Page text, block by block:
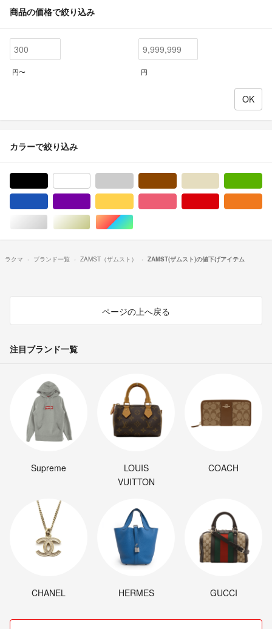
商品の価格で絞り込み
円〜 円
カラーで絞り込み
シルバー/銀色系ゴールド/金色系マルチカラー
ラクマ ブランド一覧 ZAMST（ザムスト） ZAMST(ザムスト)の値下げアイテム
ページの上へ戻る
注目ブランド一覧
Supreme
LOUIS
VUITTON
COACH
CHANEL HERMES GUCCI